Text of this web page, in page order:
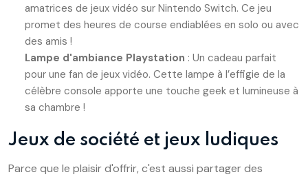
amatrices de jeux vidéo sur Nintendo Switch. Ce jeu
promet des heures de course endiablées en solo ou avec
des amis !
Lampe d'ambiance Playstation : Un cadeau parfait
pour une fan de jeux vidéo. Cette lampe à l’effigie de la
célèbre console apporte une touche geek et lumineuse à
sa chambre !
Jeux de société et jeux ludiques
Parce que le plaisir d'offrir, c'est aussi partager des